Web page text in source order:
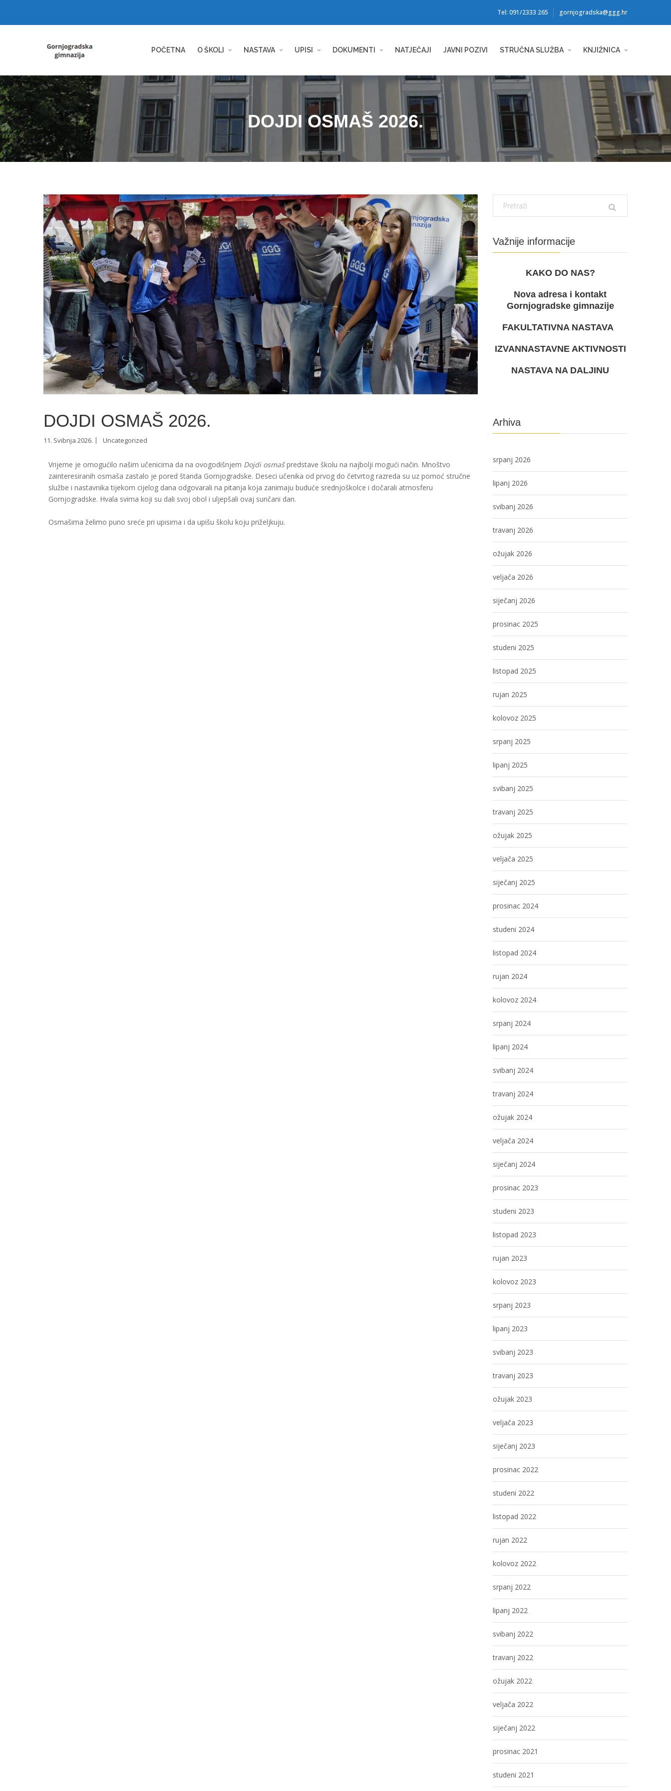
Tel: 091/2333 265 gornjogradska@ggg.hr
POČETNA O ŠKOLI NASTAVA UPISI DOKUMENTI NATJEČAJI JAVNI POZIVI STRUČNA SLUŽBA KNJIŽNICA
DOJDI OSMAŠ 2026.
DOJDI OSMAŠ 2026.
11. Svibnja 2026. Uncategorized
Vrijeme je omogućilo našim učenicima da na ovogodišnjem Dojdi osmašpredstave školu na najbolji mogući način. Mnoštvo
zainteresiranih osmaša zastalo je pored štanda Gornjogradske. Deseci učenika od prvog do četvrtog razreda su uz pomoć stručne
službe i nastavnika tijekom cijelog dana odgovarali na pitanja koja zanimaju buduće srednjoškolce i dočarali atmosferu
Gornjogradske. Hvala svima koji su dali svoj obol i uljepšali ovaj sunčani dan.
Osmašima želimo puno sreće pri upisima i da upišu školu koju priželjkuju.
Važnije informacije
KAKO DO NAS?
Nova adresa i kontakt
Gornjogradske gimnazije
FAKULTATIVNA NASTAVA
IZVANNASTAVNE AKTIVNOSTI
NASTAVA NA DALJINU
Arhiva
srpanj 2026
lipanj 2026
svibanj 2026
travanj 2026
ožujak 2026
veljača 2026
siječanj 2026
prosinac 2025
studeni 2025
listopad 2025
rujan 2025
kolovoz 2025
srpanj 2025
lipanj 2025
svibanj 2025
travanj 2025
ožujak 2025
veljača 2025
siječanj 2025
prosinac 2024
studeni 2024
listopad 2024
rujan 2024
kolovoz 2024
srpanj 2024
lipanj 2024
svibanj 2024
travanj 2024
ožujak 2024
veljača 2024
siječanj 2024
prosinac 2023
studeni 2023
listopad 2023
rujan 2023
kolovoz 2023
srpanj 2023
lipanj 2023
svibanj 2023
travanj 2023
ožujak 2023
veljača 2023
siječanj 2023
prosinac 2022
studeni 2022
listopad 2022
rujan 2022
kolovoz 2022
srpanj 2022
lipanj 2022
svibanj 2022
travanj 2022
ožujak 2022
veljača 2022
siječanj 2022
prosinac 2021
studeni 2021